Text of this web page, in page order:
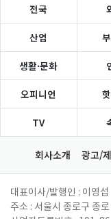
전국
산업
생활·문화
오피니언
TV
회사소개 광고/
대표이사/발행인 : 이영섭
주소 : 서울시 종로구 종